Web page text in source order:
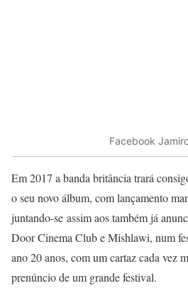
Facebook
Em 2017 a banda britância trará
o seu novo álbum, com lançamento
juntando-se assim aos também já
Door Cinema Club e Mishlawi, num
ano 20 anos, com um cartaz cada vez
prenúncio de um grande festival.